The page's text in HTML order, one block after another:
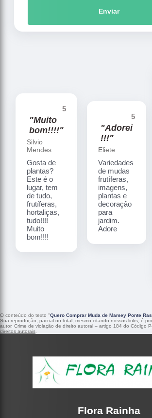
Enviar
5
"Muito
bom!!!!"
Silvio
Mendes
Gosta de
plantas?
Este é o
lugar, tem
de tudo,
frutíferas,
hortaliças,
tudo!!!!
Muito
bom!!!!
5
"Adorei
!!!"
Eliete
Variedades
de mudas
frutíferas,
imagens,
plantas e
decoração
para
jardim.
Adore
O conteúdo do texto "Quero Comprar Muda de Mamey Ponte
Sua reprodução, parcial ou total, mesmo citando nossos links, é
autor. Crime de violação de direito autoral – artigo 184 do Código
direitos autorais
Flora Rainha